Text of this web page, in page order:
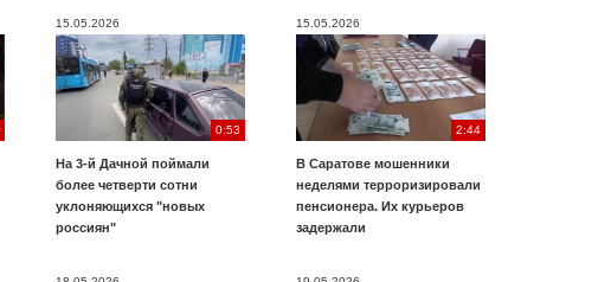
15.05.2026
0:53
На 3-й Дачной поймали
более четверти сотни
уклоняющихся "новых
россиян"
15.05.2026
2:44
В Саратове мошенники
неделями терроризировали
пенсионера. Их курьеров
задержали